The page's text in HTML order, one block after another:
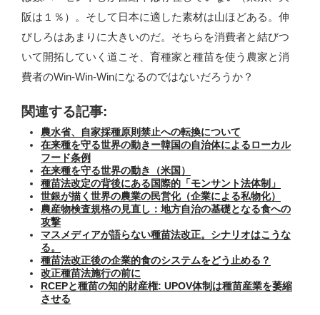
阪は１％）。そして日本に適した素材は山ほどある。伸
びしろはあまりに大きいのだ。そちらを消費者と結びつ
いて開拓していく道こそ、育種家と種苗を使う農家と消
費者のWin-Win-Winになるのではないだろうか？
関連する記事:
農水省、自家採種原則禁止への転換について
在来種を守る世界の動きー韓国の自治体によるローカル
フード条例
在来種を守る世界の動き（米国）
種苗法改定の背後にある国際的「モンサント法体制」
世銀が描く世界の農業の民営化（企業による私物化）
農産物検査規格の見直し：地方自治の基礎となる食への
攻撃
マスメディアが語らない種苗法改正。シナリオはこうな
る。
種苗法改正後の企業的食のシステムをどう止める？
改正種苗法施行の前に
RCEPと種苗の知的財産権: UPOV体制は種苗産業を萎縮
させる